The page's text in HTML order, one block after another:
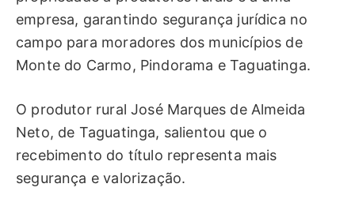
empresa, garantindo segurança jurídica no
campo para moradores dos municípios de
Monte do Carmo, Pindorama e Taguatinga.
O produtor rural José Marques de Almeida
Neto, de Taguatinga, salientou que o
recebimento do título representa mais
segurança e valorização.